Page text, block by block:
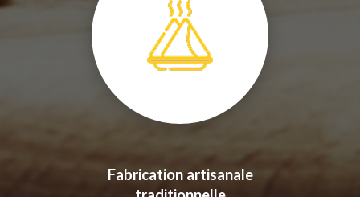
Fabrication artisanale